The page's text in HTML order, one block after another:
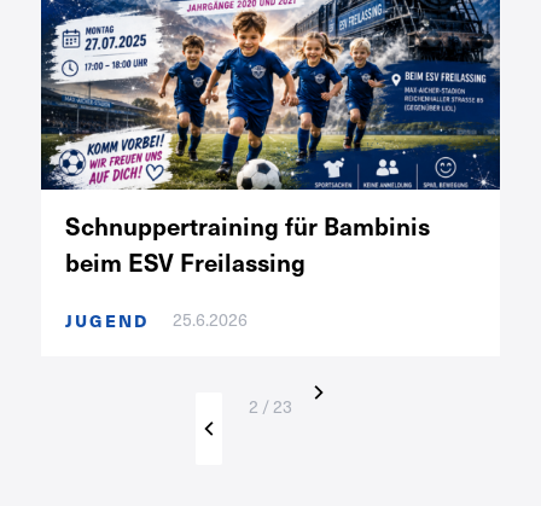
Schnuppertraining für Bambinis
beim ESV Freilassing
JUGEND 25.6.2026
2 / 23